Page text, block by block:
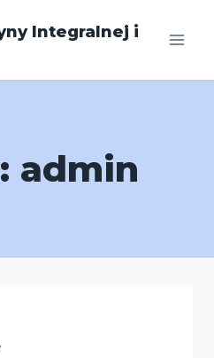
Integralnej i
admin